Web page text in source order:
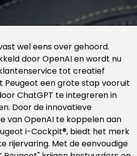
wel eens over gehoord.
door OpenAI en wordt nu
tot creatief
Peugeot een grote stap vooruit
ChatGPT te integreren in
Door de innovatieve
van OpenAI te koppelen aan
i-Cockpit®, biedt het merk
rijervaring. Met de eenvoudige